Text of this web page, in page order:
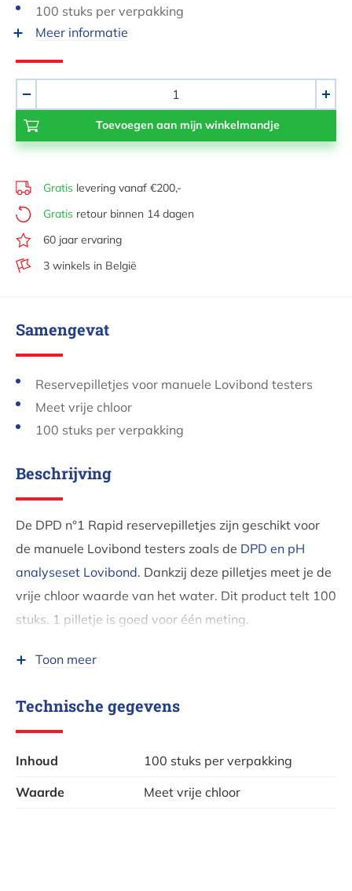
100 stuks per verpakking
Meer informatie
+
Gratis levering vanaf €200,-
Gratis retour binnen 14 dagen
60 jaar ervaring
3 winkels in België
Samengevat
Reservepilletjes voor manuele Lovibond testers
Meet vrije chloor
100 stuks per verpakking
Beschrijving
De DPD n°1 Rapid reservepilletjes zijn geschikt voor
de manuele Lovibond testers zoals de DPD en pH
analyseset Lovibond. Dankzij deze pilletjes meet je de
vrije chloor waarde van het water. Dit product telt 100
stuks. 1 pilletje is goed voor één meting.
Controleer regelmatig, best wekelijks, het
tussen 1 en 2 mg per liter water (> 1ppm en < 2 ppm).
Je doet het chloorgehalte stijgen door een
Toon meer
Technische gegevens
Inhoud
100 stuks per verpakking
Waarde
Meet vrije chloor